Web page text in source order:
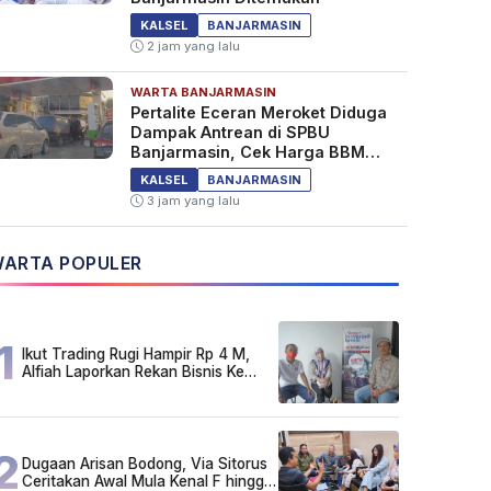
KALSEL
BANJARMASIN
2 jam yang lalu
WARTA BANJARMASIN
Pertalite Eceran Meroket Diduga
Dampak Antrean di SPBU
Banjarmasin, Cek Harga BBM
Kalselteng
KALSEL
BANJARMASIN
3 jam yang lalu
POPULER
Ikut Trading Rugi Hampir Rp 4 M,
Alfiah Laporkan Rekan Bisnis Ke
Dugaan Arisan Bodong, Via Sitorus
Ceritakan Awal Mula Kenal F hingga